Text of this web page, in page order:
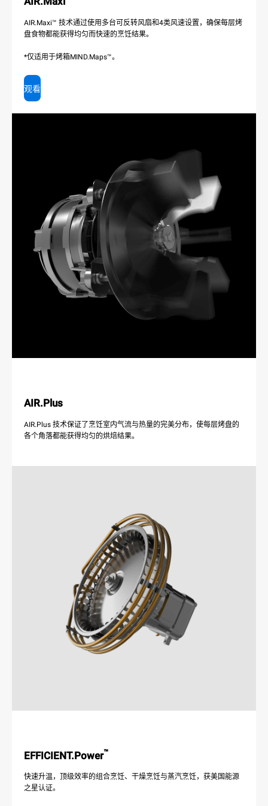
AIR.Maxi™ 技术通过使用多台可反转风扇和4类风速设置，确保每层烤
盘食物都能获得均匀而快速的烹饪结果。
*仅适用于烤箱MIND.Maps™。
观看
AIR.Plus
AIR.Plus 技术保证了烹饪室内气流与热量的完美分布，使每层烤盘的
各个角落都能获得均匀的烘焙结果。
EFFICIENT.Power™
快速升温，顶级效率的组合烹饪、干燥烹饪与蒸汽烹饪，获美国能源
之星认证。